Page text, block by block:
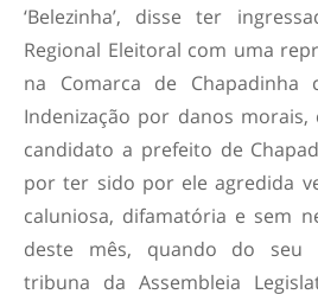
‘Belezinha’, disse ter
Regional Eleitoral com uma
na Comarca de
Indenização por danos
candidato a prefeito de
por ter sido por ele agredida
caluniosa, difamatória e sem
deste mês, quando do seu
tribuna da Assembleia